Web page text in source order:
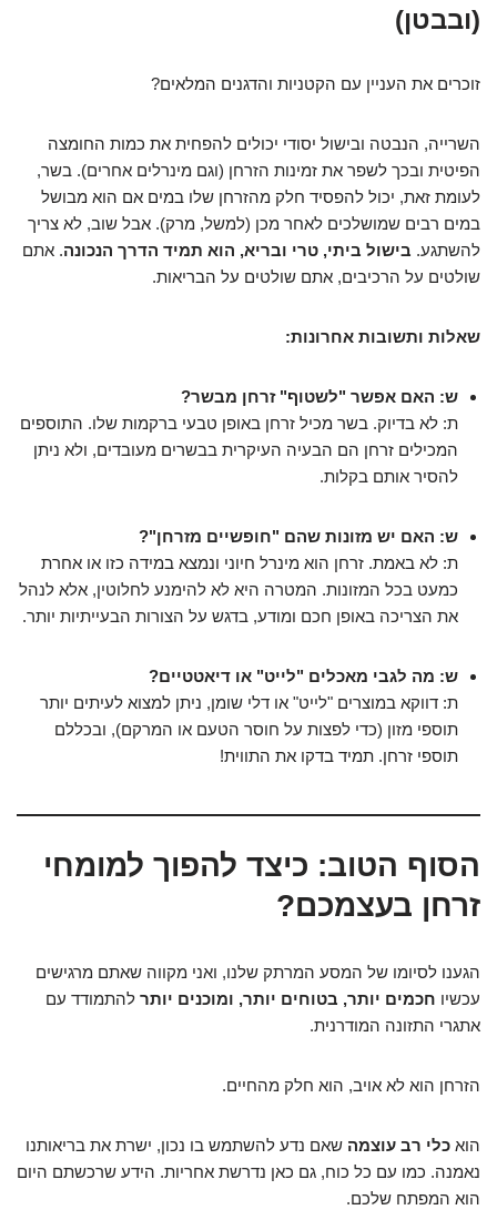
(ובבטן)
זוכרים את העניין עם הקטניות והדגנים המלאים?
השרייה, הנבטה ובישול יסודי יכולים להפחית את כמות החומצה
הפיטית ובכך לשפר את זמינות הזרחן (וגם מינרלים אחרים). בשר,
לעומת זאת, יכול להפסיד חלק מהזרחן שלו במים אם הוא מבושל
במים רבים שמושלכים לאחר מכן (למשל, מרק). אבל שוב, לא צריך
להשתגע. בישול ביתי, טרי ובריא, הוא תמיד הדרך הנכונה. אתם
שולטים על הרכיבים, אתם שולטים על הבריאות.
שאלות ותשובות אחרונות:
ש: האם אפשר "לשטוף" זרחן מבשר?
ת: לא בדיוק. בשר מכיל זרחן באופן טבעי ברקמות שלו. התוספים
המכילים זרחן הם הבעיה העיקרית בבשרים מעובדים, ולא ניתן
להסיר אותם בקלות.
ש: האם יש מזונות שהם "חופשיים מזרחן"?
ת: לא באמת. זרחן הוא מינרל חיוני ונמצא במידה כזו או אחרת
כמעט בכל המזונות. המטרה היא לא להימנע לחלוטין, אלא לנהל
את הצריכה באופן חכם ומודע, בדגש על הצורות הבעייתיות יותר.
ש: מה לגבי מאכלים "לייט" או דיאטטיים?
ת: דווקא במוצרים "לייט" או דלי שומן, ניתן למצוא לעיתים יותר
תוספי מזון (כדי לפצות על חוסר הטעם או המרקם), ובכללם
תוספי זרחן. תמיד בדקו את התווית!
הסוף הטוב: כיצד להפוך למומחי
זרחן בעצמכם?
הגענו לסיומו של המסע המרתק שלנו, ואני מקווה שאתם מרגישים
עכשיו חכמים יותר, בטוחים יותר, ומוכנים יותר להתמודד עם
אתגרי התזונה המודרנית.
הזרחן הוא לא אויב, הוא חלק מהחיים.
הוא כלי רב עוצמה שאם נדע להשתמש בו נכון, ישרת את בריאותנו
נאמנה. כמו עם כל כוח, גם כאן נדרשת אחריות. הידע שרכשתם היום
הוא המפתח שלכם.